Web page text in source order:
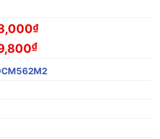
₫
₫